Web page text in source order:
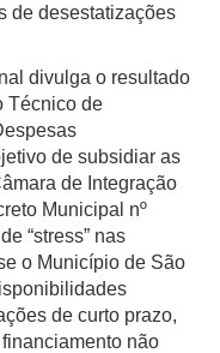
de desestatizações
divulga o resultado
Técnico de
de subsidiar as
de Integração
Municipal nº
“stress” nas
o Município de São
de curto prazo,
não